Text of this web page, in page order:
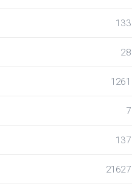
133
28
1261
7
137
21627